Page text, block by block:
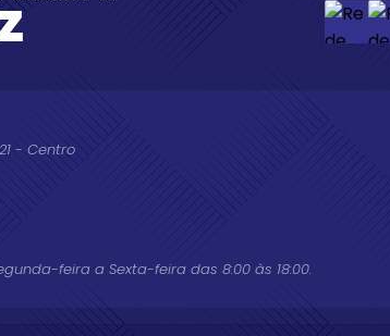
- Centro
feira a Sexta-feira das 8:00 às 18:00.